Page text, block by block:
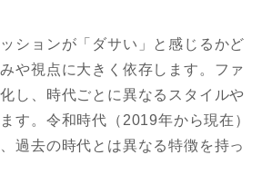
ションが「ダサい」と感じるかど
や視点に大きく依存します。ファ
し、時代ごとに異なるスタイルや
す。令和時代（2019年から現在）
過去の時代とは異なる特徴を持っ